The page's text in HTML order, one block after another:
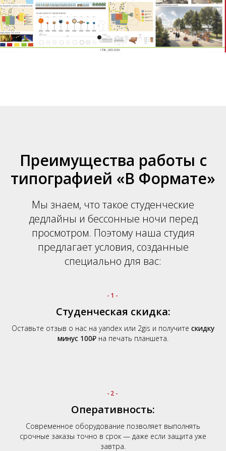
Преимущества работы с
типографией «В Формате»
Мы знаем, что такое студенческие
дедлайны и бессонные ночи перед
просмотром. Поэтому наша студия
предлагает условия, созданные
специально для вас:
-1-
Студенческая скидка:
Оставьте отзыв о нас на yandex или 2gis и получите скидку
минус 100₽ на печать планшета.
-2-
Оперативность:
Современное оборудование позволяет выполнять
срочные заказы точно в срок — даже если защита уже
завтра.